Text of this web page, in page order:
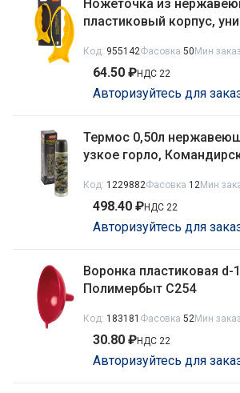
Ножеточка из
пластиковый корпус,
Код: 955142Фасовка 50 Мин
64.50 ₽НДС 22
Авторизуйтесь для
Термос 0,50л нержавеющая колба
узкое горло,
Код: 1229882Фасовка 12Мин
498.40 ₽НДС 22
Авторизуйтесь для
Воронка пластиковая d-
Полимербыт С254
Код: 183181 Фасовка 52Мин
30.80 ₽НДС 22
Авторизуйтесь для